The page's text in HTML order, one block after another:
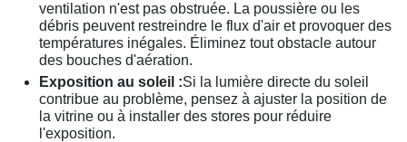
ventilation n'est pas obstruée. La poussière ou les
débris peuvent restreindre le flux d'air et provoquer des
températures inégales. Éliminez tout obstacle autour
des bouches d'aération.
Exposition au soleil :Si la lumière directe du soleil
contribue au problème, pensez à ajuster la position de
la vitrine ou à installer des stores pour réduire
l'exposition.